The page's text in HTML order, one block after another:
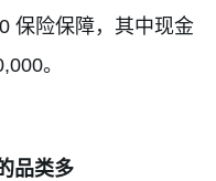
保险保障，其中现金
。
品类多